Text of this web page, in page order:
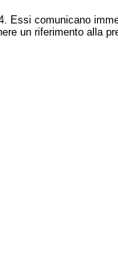
Essi comunicano
un riferimento alla